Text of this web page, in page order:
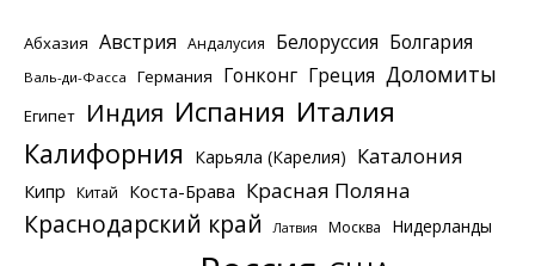
Абхазия Австрия Андалусия Белоруссия Болгария
Валь-ди-Фасса Германия Гонконг Греция Доломиты
Египет Индия Испания Италия
Калифорния Карьяла (Карелия) Каталония
Кипр Китай Коста-Брава Красная Поляна
Краснодарский край Латвия Москва Нидерланды